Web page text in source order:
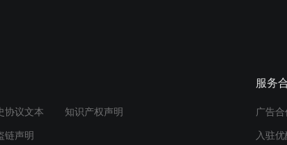
协议文本 知识产权声明
链声明
服务
广告合
入驻优